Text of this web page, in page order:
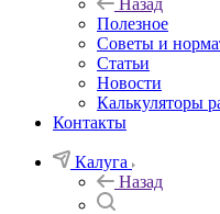
Назад
Полезное
Советы и
Статьи
Новости
Калькуляторы
Контакты
Калуга
Назад